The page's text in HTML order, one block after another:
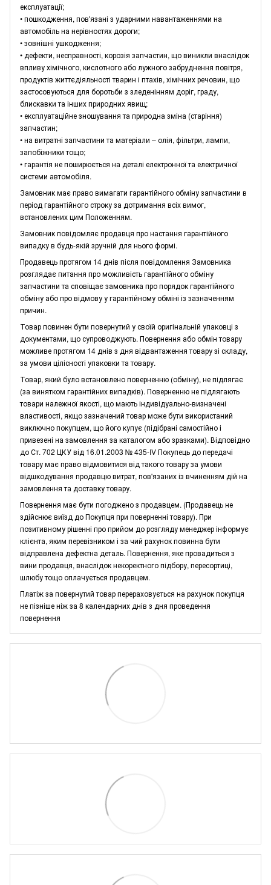
експлуатації;
• пошкодження, пов'язані з ударними навантаженнями на
автомобіль на нерівностях дороги;
• зовнішні ушкодження;
• дефекти, несправності, корозія запчастин, що виникли внаслідок
впливу хімічного, кислотного або лужного забруднення повітря,
продуктів життєдіяльності тварин і птахів, хімічних речовин, що
застосовуються для боротьби з зледенінням доріг, граду,
блискавки та інших природних явищ;
• експлуатаційне зношування та природна зміна (старіння)
запчастин;
• на витратні запчастини та матеріали – олія, фільтри, лампи,
запобіжники тощо;
• гарантія не поширюється на деталі електронної та електричної
системи автомобіля.
Замовник має право вимагати гарантійного обміну запчастини в
період гарантійного строку за дотримання всіх вимог,
встановлених цим Положенням.
Замовник повідомляє продавця про настання гарантійного
випадку в будь-якій зручній для нього формі.
Продавець протягом 14 днів після повідомлення Замовника
розглядає питання про можливість гарантійного обміну
запчастини та сповіщає замовника про порядок гарантійного
обміну або про відмову у гарантійному обміні із зазначенням
причин.
Товар повинен бути повернутий у своїй оригінальній упаковці з
документами, що супроводжують. Повернення або обмін товару
можливе протягом 14 днів з дня відвантаження товару зі складу,
за умови цілісності упаковки та товару.
Товар, який було встановлено поверненню (обміну), не підлягає
(за винятком гарантійних випадків). Поверненню не підлягають
товари належної якості, що мають індивідуально-визначені
властивості, якщо зазначений товар може бути використаний
виключно покупцем, що його купує (підібрані самостійно і
привезені на замовлення за каталогом або зразками). Відповідно
до Ст. 702 ЦКУ від 16.01.2003 № 435-IV Покупець до передачі
товару має право відмовитися від такого товару за умови
відшкодування продавцю витрат, пов'язаних із вчиненням дій на
замовлення та доставку товару.
Повернення має бути погоджено з продавцем. (Продавець не
здійснює виїзд до Покупця при поверненні товару). При
позитивному рішенні про прийом до розгляду менеджер інформує
клієнта, яким перевізником і за чий рахунок повинна бути
відправлена дефектна деталь. Повернення, яке провадиться з
вини продавця, внаслідок некоректного підбору, пересортиці,
шлюбу тощо оплачується продавцем.
Платіж за повернутий товар перераховується на рахунок покупця
не пізніше ніж за 8 календарних днів з дня проведення
повернення